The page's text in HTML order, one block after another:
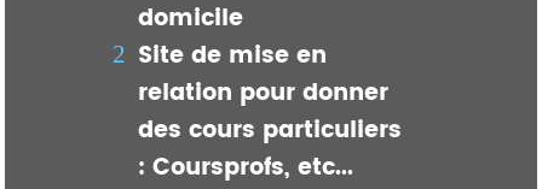
domicile
Site de mise en
relation pour donner
des cours particuliers
: Coursprofs, etc...